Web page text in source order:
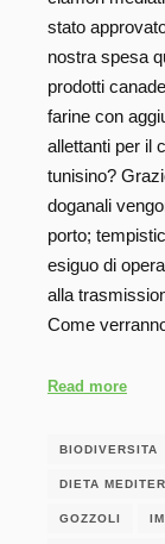
stato
nostra spesa
prodotti
farine con
allettanti per il
tunisino?
doganali
porto;
esiguo di
alla
Come
Read more
BIODIVERSITA
DIETA
GOZZOLI